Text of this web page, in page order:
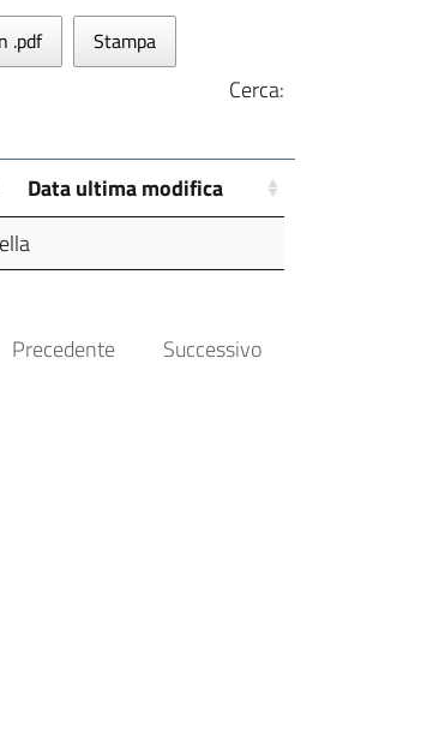
.pdf Stampa
Cerca:
Data ultima modifica
Precedente Successivo